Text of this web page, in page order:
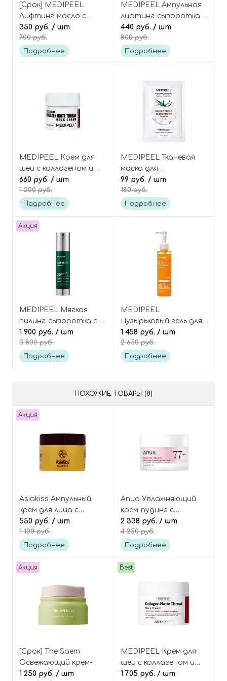
[Срок] MEDIPEEL
Лифтинг-масло с
ботокс-пептидами и
Волюфилином, Peptide-
Tox Bor Ampoule Oil
350 руб. / шт
700 руб.
Подробнее
MEDIPEEL Ампульная
лифтинг-сыворотка с
ретинолом и
коллагеном (мини-
версия), Retinol
440 руб. / шт
800 руб.
Подробнее
MEDIPEEL Крем для
шеи с коллагеном и
пептидами
(миниатюра), Premium
Collagen Naite Thread
660 руб. / шт
1 200 руб.
Подробнее
MEDIPEEL Тканевая
маска для
выравнивания тона
кожи с томатом и
глутатионом,
99 руб. / шт
180 руб.
Подробнее
Акция
MEDIPEEL Мягкая
пилинг-сыворотка с
микроиглами
(спикулами) и
центеллой азиатской,
1 900 руб. / шт
3 800 руб.
Подробнее
MEDIPEEL
Пузырьковый гель для
очищения кожи с
витаминами, Algo-Tox
Vita Cleanser
1 458 руб. / шт
2 650 руб.
Подробнее
ПОХОЖИЕ ТОВАРЫ (8)
Акция
Asiakiss Ампульный
крем для лица с
муцином улитки и
оливой, Snail Ampoule
Cream
550 руб. / шт
1 100 руб.
Подробнее
Anua Увлажняющий
крем-пудинг с
персиком и
ниацинамидом для
сияния кожи, Peach
Enriched Cream
2 338 руб. / шт
4 250 руб.
Подробнее
Акция
[Срок] The Saem
Освежающий крем-
гель с новозеландским
1 250 руб. / шт
Best
MEDIPEEL Крем для
шеи с коллагеном и
пептидами (новая
1 705 руб. / шт